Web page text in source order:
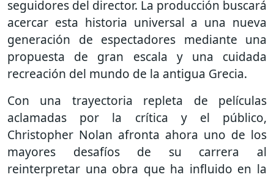
seguidores del director. La producción buscará
acercar esta historia universal a una nueva
generación de espectadores mediante una
propuesta de gran escala y una cuidada
recreación del mundo de la antigua Grecia.
Con una trayectoria repleta de películas
aclamadas por la crítica y el público,
Christopher Nolan afronta ahora uno de los
mayores desafíos de su carrera al
reinterpretar una obra que ha influido en la